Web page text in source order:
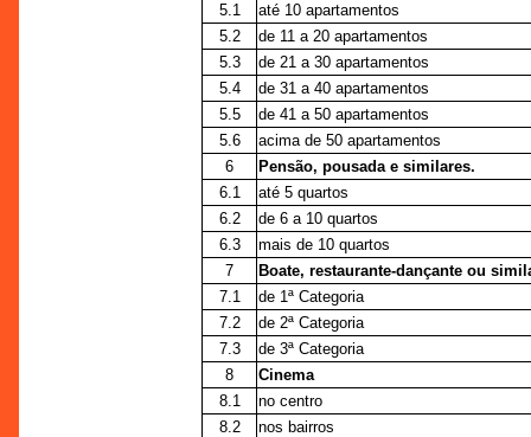
5.1
até 10 apartamentos
5.2
de 11 a 20 apartamentos
5.3
de 21 a 30 apartamentos
5.4
de 31 a 40 apartamentos
5.5
de 41 a 50 apartamentos
5.6
acima de 50 apartamentos
6
Pensão, pousada e similares.
6.1
até 5 quartos
6.2
de 6 a 10 quartos
6.3
mais de 10 quartos
7
Boate, restaurante-dançante ou
7.1
de 1ª Categoria
7.2
de 2ª Categoria
7.3
de 3ª Categoria
8
Cinema
8.1
no centro
8.2
nos bairros